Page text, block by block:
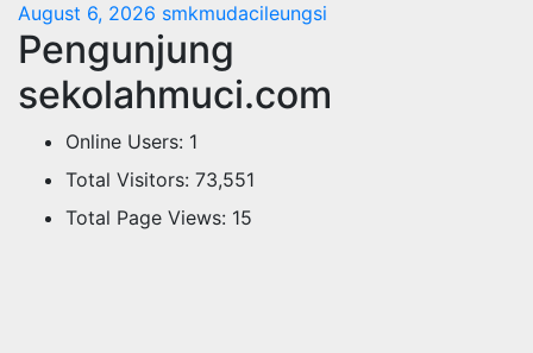
August 6, 2026 smkmudacileungsi
Pengunjung
sekolahmuci.com
Online Users: 1
Total Visitors: 73,551
Total Page Views: 15